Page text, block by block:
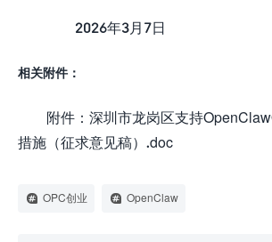
2026年3月7日
相关附件：
附件：深圳市龙岗区支持
措施（征求意见稿）.doc
OPC创业 OpenClaw